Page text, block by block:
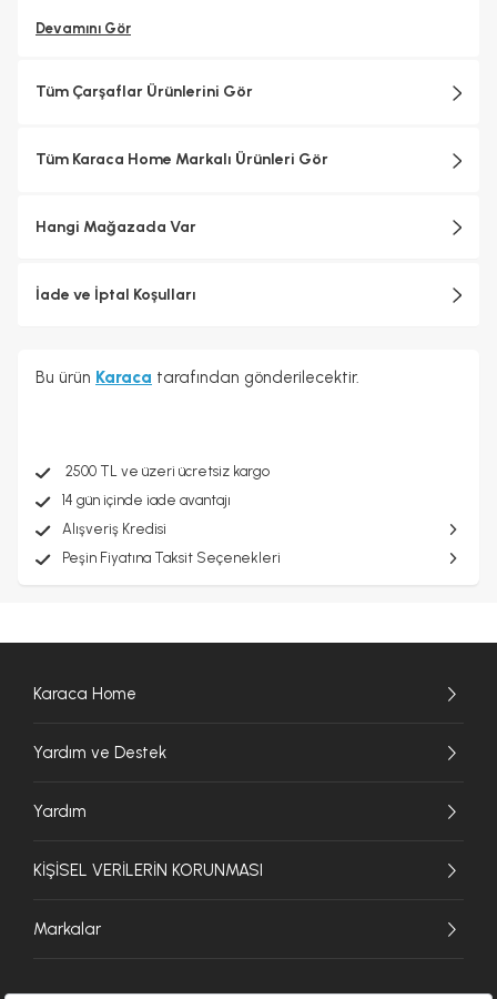
Devamını Gör
Tüm Çarşaflar Ürünlerini Gör
Tüm Karaca Home Markalı Ürünleri Gör
Hangi Mağazada Var
İade ve İptal Koşulları
Bu ürün Karaca tarafından gönderilecektir.
2500 TL ve üzeri ücretsiz kargo
14 gün içinde iade avantajı
Alışveriş Kredisi
Peşin Fiyatına Taksit Seçenekleri
Karaca Home
Yardım ve Destek
Yardım
KİŞİSEL VERİLERİN KORUNMASI
Markalar